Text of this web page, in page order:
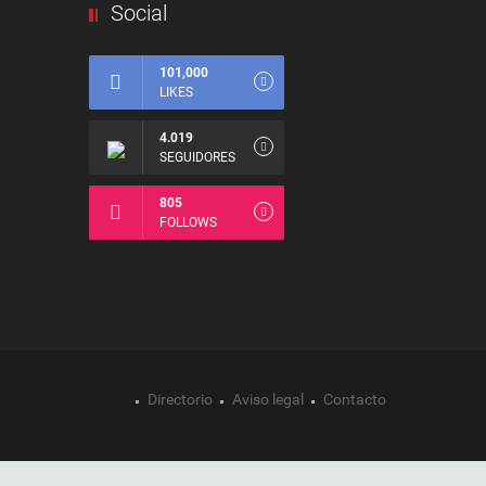
Social
101,000
LIKES
4.019
SEGUIDORES
805
FOLLOWS
Directorio Aviso legal Contacto